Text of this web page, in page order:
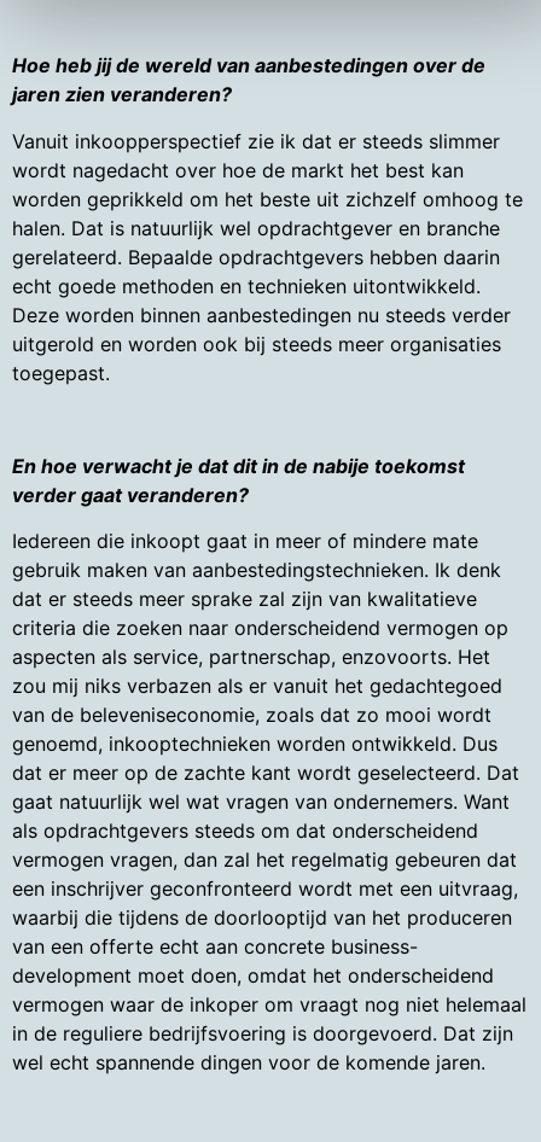
Hoe heb jij de wereld van aanbestedingen over de
jaren zien veranderen?
Vanuit inkoopperspectief zie ik dat er steeds slimmer
wordt nagedacht over hoe de markt het best kan
worden geprikkeld om het beste uit zichzelf omhoog te
halen. Dat is natuurlijk wel opdrachtgever en branche
gerelateerd. Bepaalde opdrachtgevers hebben daarin
echt goede methoden en technieken uitontwikkeld.
Deze worden binnen aanbestedingen nu steeds verder
uitgerold en worden ook bij steeds meer organisaties
toegepast.
En hoe verwacht je dat dit in de nabije toekomst
verder gaat veranderen?
Iedereen die inkoopt gaat in meer of mindere mate
gebruik maken van aanbestedingstechnieken. Ik denk
dat er steeds meer sprake zal zijn van kwalitatieve
criteria die zoeken naar onderscheidend vermogen op
aspecten als service, partnerschap, enzovoorts. Het
zou mij niks verbazen als er vanuit het gedachtegoed
van de beleveniseconomie, zoals dat zo mooi wordt
genoemd, inkooptechnieken worden ontwikkeld. Dus
dat er meer op de zachte kant wordt geselecteerd. Dat
gaat natuurlijk wel wat vragen van ondernemers. Want
als opdrachtgevers steeds om dat onderscheidend
vermogen vragen, dan zal het regelmatig gebeuren dat
een inschrijver geconfronteerd wordt met een uitvraag,
waarbij die tijdens de doorlooptijd van het produceren
van een offerte echt aan concrete business-
development moet doen, omdat het onderscheidend
vermogen waar de inkoper om vraagt nog niet helemaal
in de reguliere bedrijfsvoering is doorgevoerd. Dat zijn
wel echt spannende dingen voor de komende jaren.